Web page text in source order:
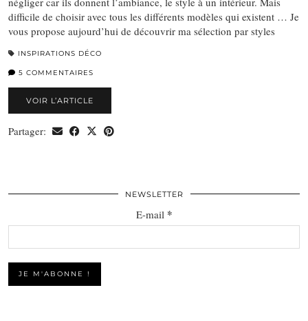
difficile de choisir avec tous les différents modèles qui existent … Je
vous propose aujourd’hui de découvrir ma sélection par styles
INSPIRATIONS DÉCO
5 COMMENTAIRES
VOIR L’ARTICLE
Partager:
NEWSLETTER
E-mail *